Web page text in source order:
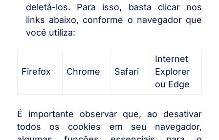
deletá-los. Para isso, basta clicar nos
links abaixo, conforme o navegador que
você utiliza:
Firefox Chrome Safari
Internet
Explorer
ou Edge
É importante observar que, ao desativar
todos os cookies em seu navegador,